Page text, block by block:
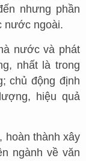
nhưng phần
nước ngoài.
nước và phát
nhất là trong
chủ động định
hiệu quả
hoàn thành xây
ngành về văn